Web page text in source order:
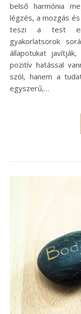
belső harmónia
légzés, a mozgás
teszi a test
gyakorlatsorok
állapotukat
pozitív hatással
szól, hanem a
egyszerű,…